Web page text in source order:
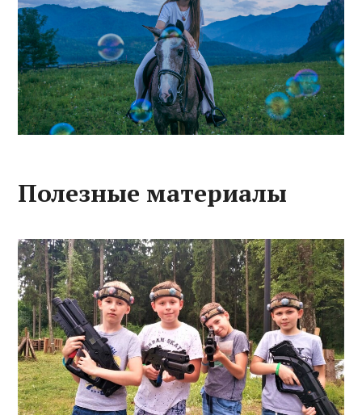
Полезные материалы